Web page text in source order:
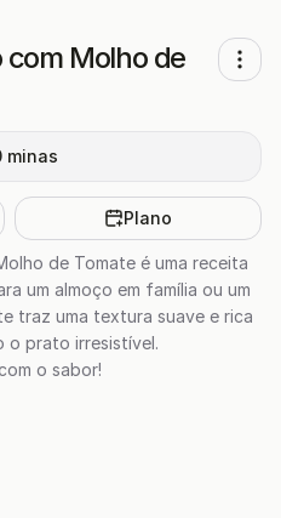
Molho de
minas
Plano
de Tomate é uma receita
um almoço em família ou um
traz uma textura suave e rica
o prato irresistível.
o sabor!